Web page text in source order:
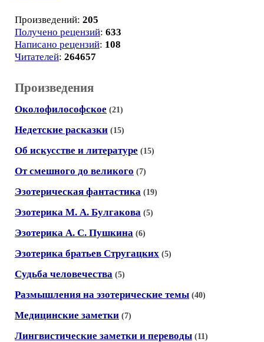
Произведений: 205
Получено рецензий: 633
Написано рецензий: 108
Читателей: 264657
Произведения
Околофилософское (21)
Недетские расказки (15)
Об искусстве и литературе (15)
От смешного до великого (7)
Эзотерическая фантастика (19)
Эзотерика М. А. Булгакова (5)
Эзотерика А. С. Пушкина (6)
Эзотерика братьев Стругацких (5)
Судьба человечества (5)
Размышления на эзотерические темы (40)
Медицинские заметки (7)
Лингвистические заметки и переводы (11)